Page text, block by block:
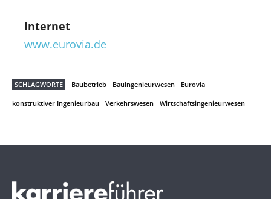
Internet
www.eurovia.de
SCHLAGWORTE Baubetrieb Bauingenieurwesen Eurovia
konstruktiver Ingenieurbau Verkehrswesen Wirtschaftsingenieurwesen